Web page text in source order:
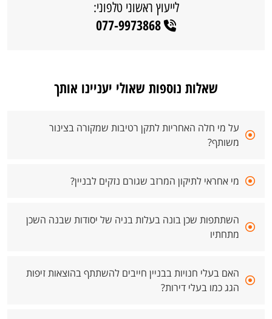
לייעוץ ראשוני טלפוני:
077-9973868
שאלות נוספות שאולי יעניינו אותך
על מי חלה האחריות לתקן רטיבות שמקורה בצינור
משותף?
מי אחראי לתיקון המרזב שגורם נזקים לבניין?
השתתפות שכן בונה בעלות בניה של יסודות שבנה השכן
מתחתיו
האם בעלי חנויות בבניין חייבים להשתתף בהוצאות זיפות
הגג כמו בעלי דירות?